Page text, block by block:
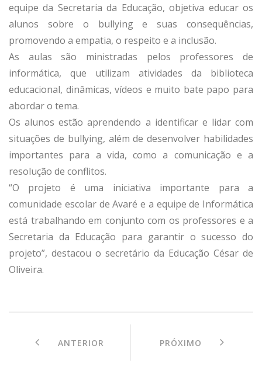
equipe da Secretaria da Educação, objetiva educar os
alunos sobre o bullying e suas consequências,
promovendo a empatia, o respeito e a inclusão.
As aulas são ministradas pelos professores de
informática, que utilizam atividades da biblioteca
educacional, dinâmicas, vídeos e muito bate papo para
abordar o tema.
Os alunos estão aprendendo a identificar e lidar com
situações de bullying, além de desenvolver habilidades
importantes para a vida, como a comunicação e a
resolução de conflitos.
“O projeto é uma iniciativa importante para a
comunidade escolar de Avaré e a equipe de Informática
está trabalhando em conjunto com os professores e a
Secretaria da Educação para garantir o sucesso do
projeto”, destacou o secretário da Educação César de
Oliveira.
ANTERIOR PRÓXIMO